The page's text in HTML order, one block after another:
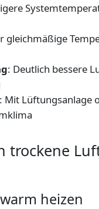
gleichmäßige
: Deutlich bessere
: Mit Lüftungsanlage
trockene
heizen